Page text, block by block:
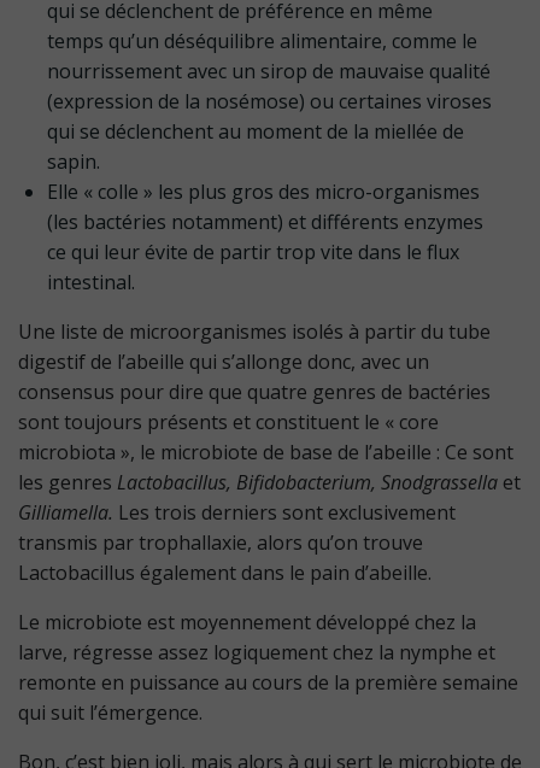
qui se déclenchent de préférence en même
temps qu’un déséquilibre alimentaire, comme le
nourrissement avec un sirop de mauvaise qualité
(expression de la nosémose) ou certaines viroses
qui se déclenchent au moment de la miellée de
sapin.
Elle « colle » les plus gros des micro-organismes
(les bactéries notamment) et différents enzymes
ce qui leur évite de partir trop vite dans le flux
intestinal.
Une liste de microorganismes isolés à partir du tube
digestif de l’abeille qui s’allonge donc, avec un
consensus pour dire que quatre genres de bactéries
sont toujours présents et constituent le « core
microbiota », le microbiote de base de l’abeille : Ce sont
les genres Lactobacillus, Bifidobacterium, Snodgrassella et
Gilliamella. Les trois derniers sont exclusivement
transmis par trophallaxie, alors qu’on trouve
Lactobacillus également dans le pain d’abeille.
Le microbiote est moyennement développé chez la
larve, régresse assez logiquement chez la nymphe et
remonte en puissance au cours de la première semaine
qui suit l’émergence.
Bon, c’est bien joli, mais alors à qui sert le microbiote de